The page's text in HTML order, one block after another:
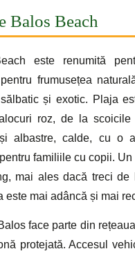
Balos Beach
este renumită
frumusețea
și exotic. Plaja
roz, de la scoicile
albastre, calde, cu o
familiile cu copii.
mai ales dacă treci de
este mai adâncă și mai
face parte din
protejată. Accesul